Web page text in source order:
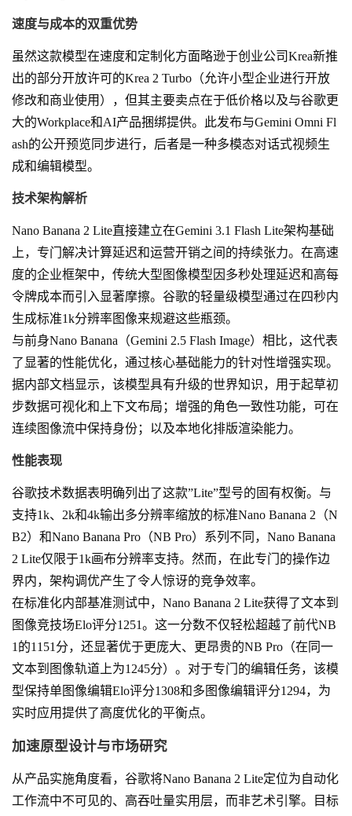
速度与成本的双重优势
虽然这款模型在速度和定制化方面略逊于创业公司Krea新推
出的部分开放许可的Krea 2 Turbo（允许小型企业进行开放
修改和商业使用），但其主要卖点在于低价格以及与谷歌更
大的Workplace和AI产品捆绑提供。此发布与Gemini Omni Fl
ash的公开预览同步进行，后者是一种多模态对话式视频生
成和编辑模型。
技术架构解析
Nano Banana 2 Lite直接建立在Gemini 3.1 Flash Lite架构基础
上，专门解决计算延迟和运营开销之间的持续张力。在高速
度的企业框架中，传统大型图像模型因多秒处理延迟和高每
令牌成本而引入显著摩擦。谷歌的轻量级模型通过在四秒内
生成标准1k分辨率图像来规避这些瓶颈。
与前身Nano Banana（Gemini 2.5 Flash Image）相比，这代表
了显著的性能优化，通过核心基础能力的针对性增强实现。
据内部文档显示，该模型具有升级的世界知识，用于起草初
步数据可视化和上下文布局；增强的角色一致性功能，可在
连续图像流中保持身份；以及本地化排版渲染能力。
性能表现
谷歌技术数据表明确列出了这款”Lite”型号的固有权衡。与
支持1k、2k和4k输出多分辨率缩放的标准Nano Banana 2（N
B2）和Nano Banana Pro（NB Pro）系列不同，Nano Banana
2 Lite仅限于1k画布分辨率支持。然而，在此专门的操作边
界内，架构调优产生了令人惊讶的竞争效率。
在标准化内部基准测试中，Nano Banana 2 Lite获得了文本到
图像竞技场Elo评分1251。这一分数不仅轻松超越了前代NB
1的1151分，还显著优于更庞大、更昂贵的NB Pro（在同一
文本到图像轨道上为1245分）。对于专门的编辑任务，该模
型保持单图像编辑Elo评分1308和多图像编辑评分1294，为
实时应用提供了高度优化的平衡点。
加速原型设计与市场研究
从产品实施角度看，谷歌将Nano Banana 2 Lite定位为自动化
工作流中不可见的、高吞吐量实用层，而非艺术引擎。目标